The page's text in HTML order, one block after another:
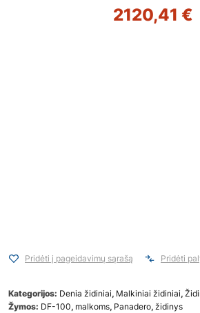
2120,41 €
Pridėti į pageidavimų sąrašą Pridėti
Kategorijos: Denia židiniai, Malkiniai židiniai,
Žymos: DF-100, malkoms, Panadero, židinys